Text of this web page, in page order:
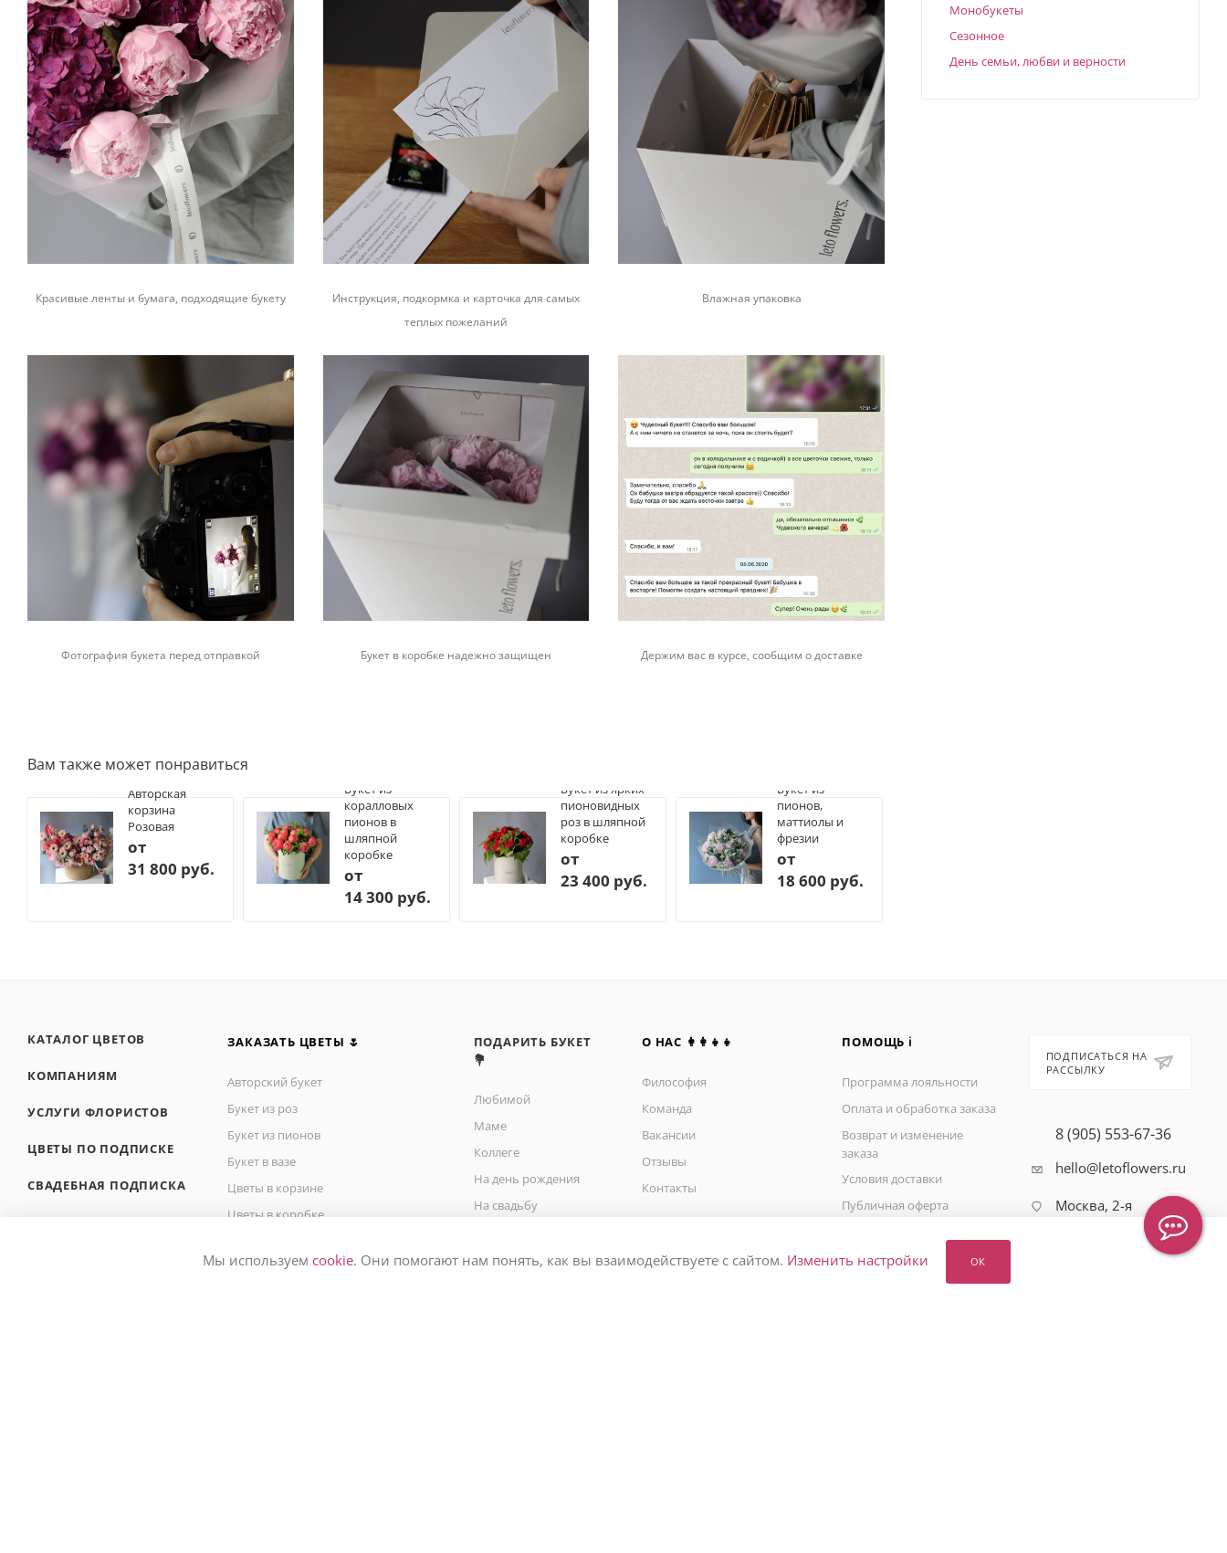
Красивые ленты и бумага, подходящие букету
Инструкция, подкормка и карточка для самых
теплых пожеланий
Влажная упаковка
Фотография букета перед отправкой Букет в коробке надежно защищен Держим вас в курсе, сообщим о доставке
Вам также может понравиться
Авторская
корзина
Розовая
от
31 800 руб.
Букет из
коралловых
пионов в
шляпной
коробке
от
14 300 руб.
Букет из ярких
пионовидных
роз в шляпной
коробке
от
23 400 руб.
Букет из
пионов,
маттиолы и
фрезии
от
18 600 руб.
Монобукеты
Сезонное
День семьи, любви и верности
КАТАЛОГ ЦВЕТОВ
КОМПАНИЯМ
УСЛУГИ ФЛОРИСТОВ
ЦВЕТЫ ПО ПОДПИСКЕ
СВАДЕБНАЯ ПОДПИСКА
ЗАКАЗАТЬ ЦВЕТЫ 🌷
Авторский букет
Букет из роз
Букет из пионов
Букет в вазе
Цветы в корзине
Цветы в коробке
Букет на сегодня
ПОДАРИТЬ БУКЕТ
💐
Любимой
Маме
Коллеге
На день рождения
На свадьбу
На выписку
О НАС 👩‍👩‍👧‍👧
Философия
Команда
Вакансии
Отзывы
Контакты
ПОМОЩЬ ℹ️
Программа лояльности
Оплата и обработка заказа
Возврат и изменение
заказа
Условия доставки
Публичная оферта
ПОДПИСАТЬСЯ НА
РАССЫЛКУ
8 (905) 553-67-36
hello@letoflowers.ru
Москва, 2-я
Рыбинская, 13,
Студия цветов
Мы используем cookie. Они помогают нам понять, как вы взаимодействуете с сайтом. Изменить настройки ОК